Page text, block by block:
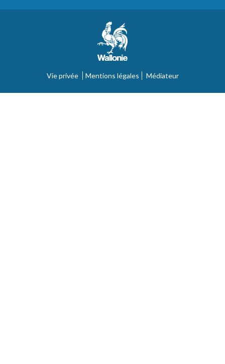
Vie privée Mentions légales Médiateur